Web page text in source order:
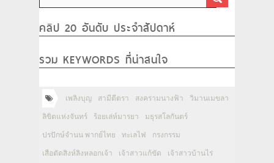
คลิป 20 อันดับ ประจำสัปดาห์
รวม KEYWORDS ที่น่าสนใจ
เพลิงบุญ สามีตีตรา สงครามนางฟ้า วิมานเมขลา
ลิขิตแห่งจันทร์ ร้อยเล่ห์มารยา มธุรสโลกันตร์
ปรปักษ์จำนน พากย์ไทย ทะเลไฟ กรงกรรม
เสือตัดสิงห์ลิงหลอกเจ้า เจ้าสาวแก้ขัด เจ้าสาวบ้านไร่